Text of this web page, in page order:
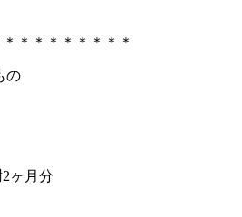
＊＊＊＊＊＊＊＊
の
ヶ月分